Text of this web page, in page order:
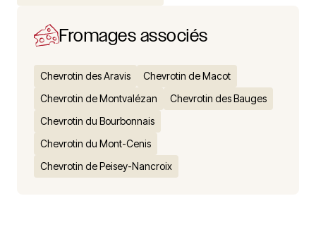
Fromages associés
Chevrotin des Aravis
Chevrotin de Macot
Chevrotin de Montvalézan
Chevrotin des Bauges
Chevrotin du Bourbonnais
Chevrotin du Mont-Cenis
Chevrotin de Peisey-Nancroix